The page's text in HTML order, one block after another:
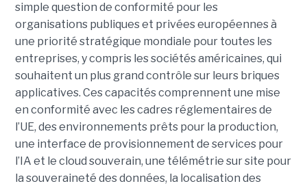
simple question de conformité pour les
organisations publiques et privées européennes à
une priorité stratégique mondiale pour toutes les
entreprises, y compris les sociétés américaines, qui
souhaitent un plus grand contrôle sur leurs briques
applicatives. Ces capacités comprennent une mise
en conformité avec les cadres réglementaires de
l’UE, des environnements prêts pour la production,
une interface de provisionnement de services pour
l’IA et le cloud souverain, une télémétrie sur site pour
la souveraineté des données, la localisation des